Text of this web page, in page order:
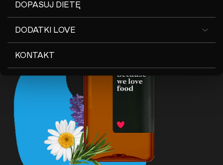
DOPASUJ DIETĘ
DODATKI LOVE
KONTAKT